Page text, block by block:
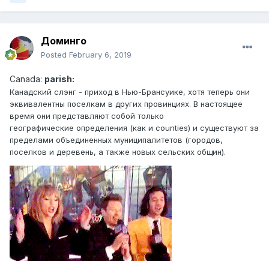
Доминго
Posted February 6, 2019
Canada: parish:
Канадский слэн г - приход в Нью-Брансуике, хотя теперь они
эквивалентны поселкам в других провинциях. В настоящее
время они представляют собой только
географические определения (как и counties) и существуют за
пределами объединенных муниципалитетов (городов,
поселков и деревень, а также новых сельских общин).